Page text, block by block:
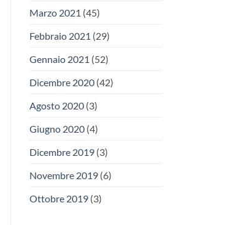
Marzo 2021 (45)
Febbraio 2021 (29)
Gennaio 2021 (52)
Dicembre 2020(42)
Agosto 2020(3)
Giugno 2020(4)
Dicembre 2019(3)
Novembre 2019(6)
Ottobre 2019(3)